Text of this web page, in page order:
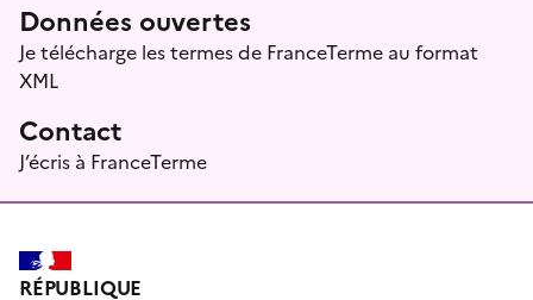
Données ouvertes
Je télécharge les termes de FranceTerme au format
XML
Contact
J’écris à FranceTerme
RÉPUBLIQUE